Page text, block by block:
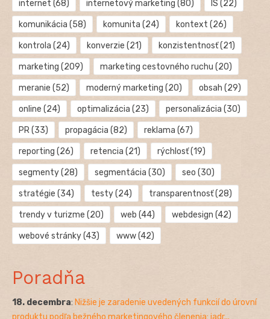
internet (68) internetový marketing (80) IS (22)
komunikácia (58) komunita (24) kontext (26)
kontrola (24) konverzie (21) konzistentnosť(21)
marketing (209) marketing cestovného ruchu (20)
meranie (52) moderný marketing (20) obsah (29)
online (24) optimalizácia (23) personalizácia (30)
PR(33) propagácia (82) reklama (67)
reporting (26) retencia (21) rýchlosť(19)
segmenty(28) segmentácia (30) seo (30)
stratégie (34) testy(24) transparentnosť(28)
trendy v turizme (20) web (44) webdesign (42)
webové stránky(43) www(42)
Poradňa
18. decembra: Nižšie je zaradenie uvedených funkcií do úrovní
produktu podľa bežného marketingového členenia: jadr...